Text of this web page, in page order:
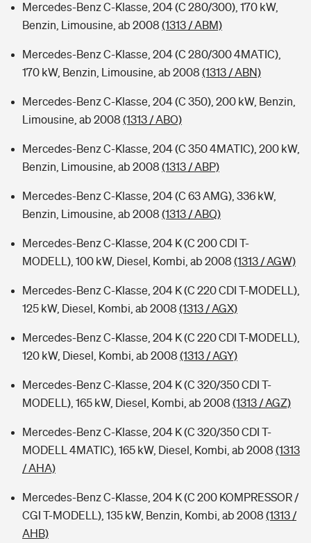
Mercedes-Benz C-Klasse, 204 (C 280/300), 170 kW,
Benzin, Limousine, ab 2008 (1313 / ABM)
Mercedes-Benz C-Klasse, 204 (C 280/300 4MATIC),
170 kW, Benzin, Limousine, ab 2008 (1313 / ABN)
Mercedes-Benz C-Klasse, 204 (C 350), 200 kW, Benzin,
Limousine, ab 2008 (1313 / ABO)
Mercedes-Benz C-Klasse, 204 (C 350 4MATIC), 200 kW,
Benzin, Limousine, ab 2008 (1313 / ABP)
Mercedes-Benz C-Klasse, 204 (C 63 AMG), 336 kW,
Benzin, Limousine, ab 2008 (1313 / ABQ)
Mercedes-Benz C-Klasse, 204 K (C 200 CDI T-
MODELL), 100 kW, Diesel, Kombi, ab 2008 (1313 / AGW)
Mercedes-Benz C-Klasse, 204 K (C 220 CDI T-MODELL),
125 kW, Diesel, Kombi, ab 2008 (1313 / AGX)
Mercedes-Benz C-Klasse, 204 K (C 220 CDI T-MODELL),
120 kW, Diesel, Kombi, ab 2008 (1313 / AGY)
Mercedes-Benz C-Klasse, 204 K (C 320/350 CDI T-
MODELL), 165 kW, Diesel, Kombi, ab 2008 (1313 / AGZ)
Mercedes-Benz C-Klasse, 204 K (C 320/350 CDI T-
MODELL 4MATIC), 165 kW, Diesel, Kombi, ab 2008 (1313
/ AHA)
Mercedes-Benz C-Klasse, 204 K (C 200 KOMPRESSOR /
CGI T-MODELL), 135 kW, Benzin, Kombi, ab 2008 (1313 /
AHB)